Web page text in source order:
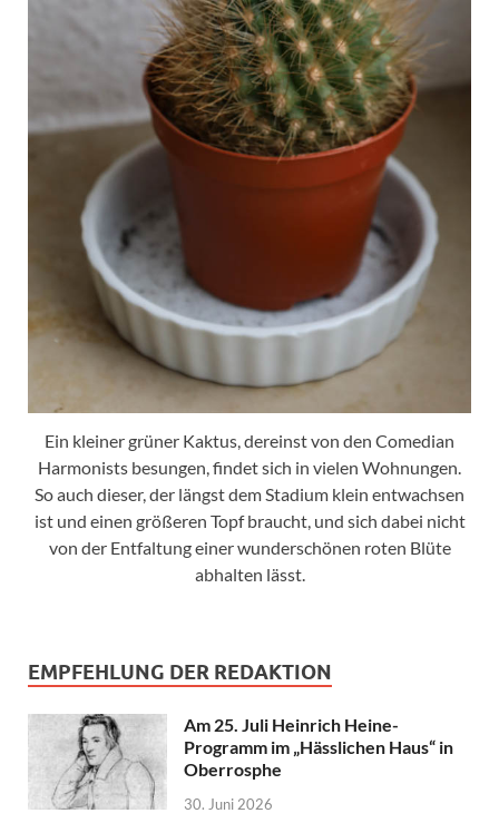
Ein kleiner grüner Kaktus, dereinst von den Comedian
Harmonists besungen, findet sich in vielen Wohnungen.
So auch dieser, der längst dem Stadium klein entwachsen
ist und einen größeren Topf braucht, und sich dabei nicht
von der Entfaltung einer wunderschönen roten Blüte
abhalten lässt.
EMPFEHLUNG DER REDAKTION
Am 25. Juli Heinrich Heine-
Programm im „Hässlichen Haus“ in
Oberrosphe
30. Juni 2026